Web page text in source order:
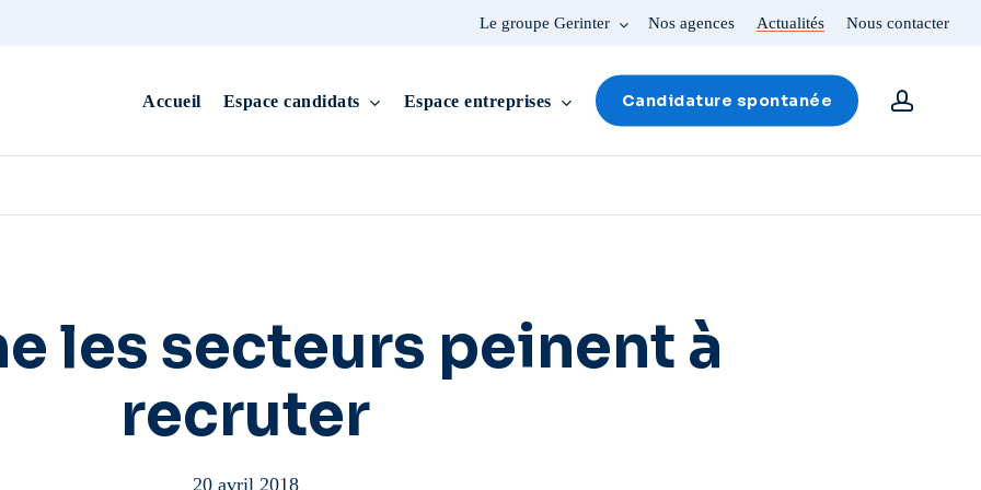
Le groupe Gerinter Nos agences Actualités Nous contacter
Accueil Espace candidats Espace entreprises Candidature spontanée account
les secteurs peinent à
recruter
20 avril 2018